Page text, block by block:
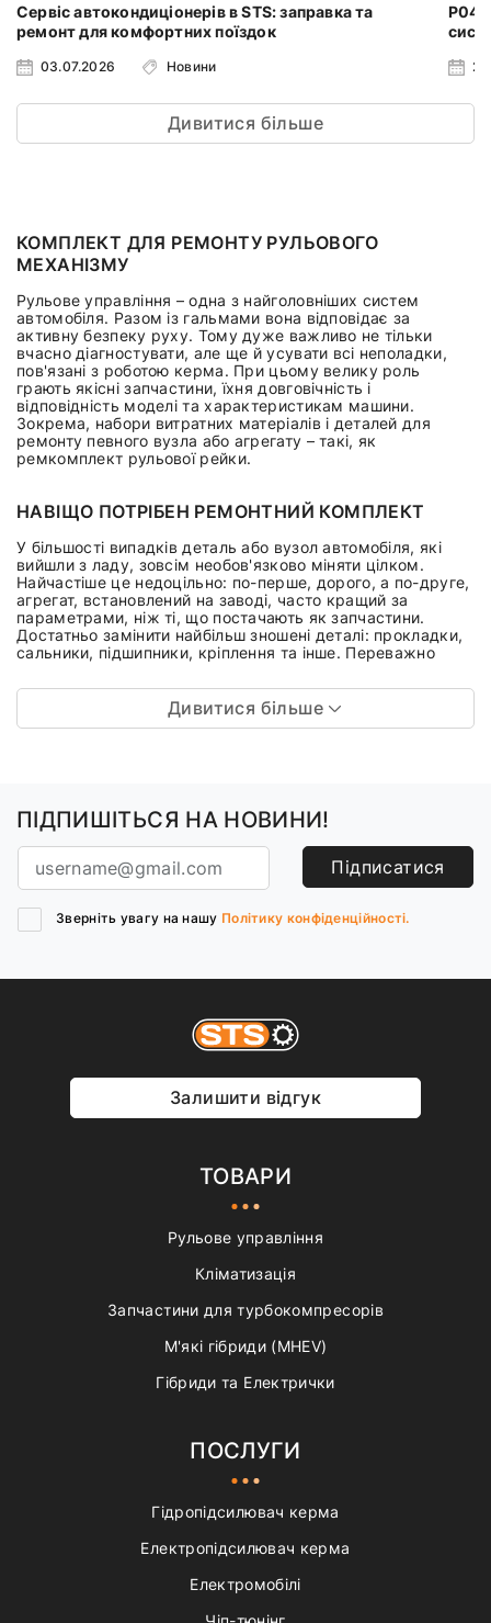
Сервіс автокондиціонерів в STS: заправка та
ремонт для комфортних поїздок
03.07.2026 Новини
Дивитися більше
КОМПЛЕКТ ДЛЯ РЕМОНТУ РУЛЬОВОГО
МЕХАНІЗМУ
Рульове управління – одна з найголовніших систем
автомобіля. Разом із гальмами вона відповідає за
активну безпеку руху. Тому дуже важливо не тільки
вчасно діагностувати, але ще й усувати всі неполадки,
пов'язані з роботою керма. При цьому велику роль
грають якісні запчастини, їхня довговічність і
відповідність моделі та характеристикам машини.
Зокрема, набори витратних матеріалів і деталей для
ремонту певного вузла або агрегату – такі, як
ремкомплект рульової рейки.
НАВІЩО ПОТРІБЕН РЕМОНТНИЙ КОМПЛЕКТ
У більшості випадків деталь або вузол автомобіля, які
вийшли з ладу, зовсім необов'язково міняти цілком.
Найчастіше це недоцільно: по-перше, дорого, а по-друге,
агрегат, встановлений на заводі, часто кращий за
параметрами, ніж ті, що постачають як запчастини.
Достатньо замінити найбільш зношені деталі: прокладки,
сальники, підшипники, кріплення та інше. Переважно
Дивитися більше
ПІДПИШІТЬСЯ НА НОВИНИ!
Підписатися
Зверніть увагу на нашу Політику конфіденційності.
Залишити відгук
ТОВАРИ
Рульове управління
Кліматизація
Запчастини для турбокомпресорів
М'які гібриди (MHEV)
Гібриди та Електрички
ПОСЛУГИ
Гідропідсилювач керма
Електропідсилювач керма
Електромобілі